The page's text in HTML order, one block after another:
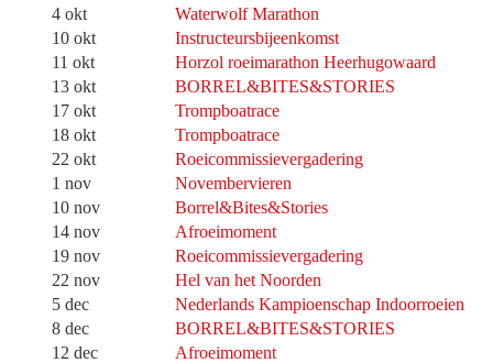
4 okt
Waterwolf Marathon
10 okt
Instructeursbijeenkomst
11 okt
Horzol roeimarathon Heerhugowaard
13 okt
BORREL&BITES&STORIES
17 okt
Trompboatrace
18 okt
Trompboatrace
22 okt
Roeicommissievergadering
1 nov
Novembervieren
10 nov
Borrel&Bites&Stories
14 nov
Afroeimoment
19 nov
Roeicommissievergadering
22 nov
Hel van het Noorden
5 dec
Nederlands Kampioenschap Indoorroeien
8 dec
BORREL&BITES&STORIES
12 dec
Afroeimoment